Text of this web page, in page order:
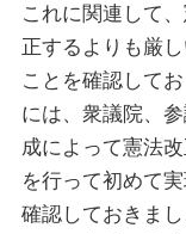
これに関連して
正するよりも厳
ことを確認して
には、衆議院、
成によって憲法
を行って初めて
確認しておきまし